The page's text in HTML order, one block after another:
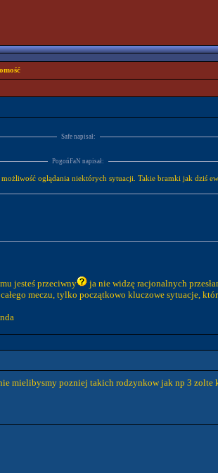
Safe napisał:
PogońFaN napisał:
oglądania niektórych sytuacji. Takie bramki jak dziś
jesteś przeciwny
ja nie widzę racjonalnych
meczu, tylko początkowo kluczowe sytuacje,
mielibysmy pozniej takich rodzynkow jak np 3